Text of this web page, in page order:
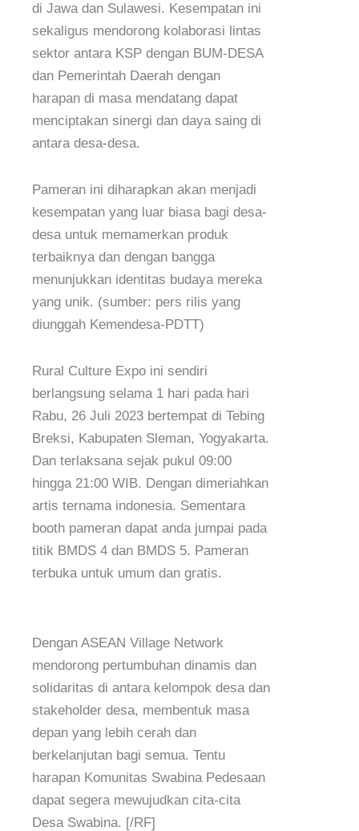
di Jawa dan Sulawesi. Kesempatan ini
sekaligus mendorong kolaborasi lintas
sektor antara KSP dengan BUM-DESA
dan Pemerintah Daerah dengan
harapan di masa mendatang dapat
menciptakan sinergi dan daya saing di
antara desa-desa.
Pameran ini diharapkan akan menjadi
kesempatan yang luar biasa bagi desa-
desa untuk memamerkan produk
terbaiknya dan dengan bangga
menunjukkan identitas budaya mereka
yang unik. (sumber: pers rilis yang
diunggah Kemendesa-PDTT)
Rural Culture Expo ini sendiri
berlangsung selama 1 hari pada hari
Rabu, 26 Juli 2023 bertempat di Tebing
Breksi, Kabupaten Sleman, Yogyakarta.
Dan terlaksana sejak pukul 09:00
hingga 21:00 WIB. Dengan dimeriahkan
artis ternama indonesia. Sementara
booth pameran dapat anda jumpai pada
titik BMDS 4 dan BMDS 5. Pameran
terbuka untuk umum dan gratis.
Dengan ASEAN Village Network
mendorong pertumbuhan dinamis dan
solidaritas di antara kelompok desa dan
stakeholder desa, membentuk masa
depan yang lebih cerah dan
berkelanjutan bagi semua. Tentu
harapan Komunitas Swabina Pedesaan
dapat segera mewujudkan cita-cita
Desa Swabina. [/RF]